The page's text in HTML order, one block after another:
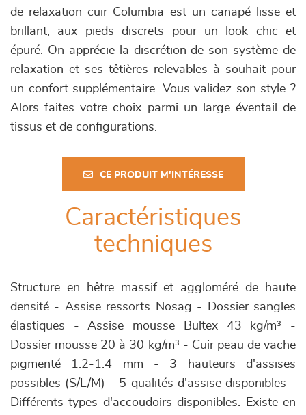
de relaxation cuir Columbia est un canapé lisse et
brillant, aux pieds discrets pour un look chic et
épuré. On apprécie la discrétion de son système de
relaxation et ses têtières relevables à souhait pour
un confort supplémentaire. Vous validez son style ?
Alors faites votre choix parmi un large éventail de
tissus et de configurations.
CE PRODUIT M'INTÉRESSE
Caractéristiques
techniques
Structure en hêtre massif et aggloméré de haute
densité - Assise ressorts Nosag - Dossier sangles
élastiques - Assise mousse Bultex 43 kg/m³ -
Dossier mousse 20 à 30 kg/m³ - Cuir peau de vache
pigmenté 1.2-1.4 mm - 3 hauteurs d'assises
possibles (S/L/M) - 5 qualités d'assise disponibles -
Différents types d'accoudoirs disponibles. Existe en